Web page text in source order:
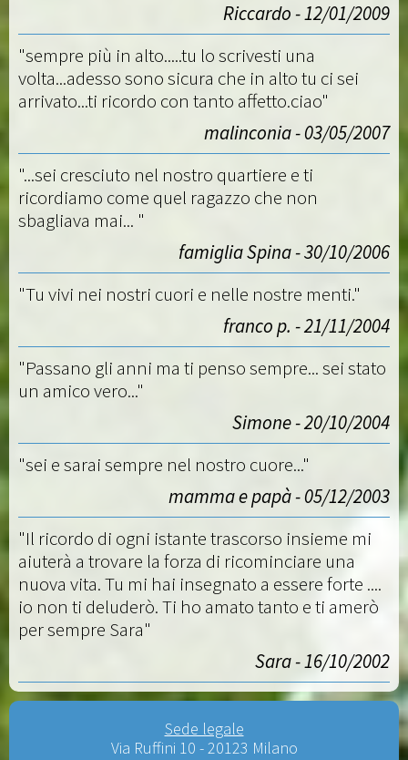
Riccardo - 12/01/2009
"sempre più in alto.....tu lo scrivesti una
volta...adesso sono sicura che in alto tu ci sei
arrivato...ti ricordo con tanto affetto.ciao"
malinconia - 03/05/2007
"...sei cresciuto nel nostro quartiere e ti
ricordiamo come quel ragazzo che non
sbagliava mai... "
famiglia Spina - 30/10/2006
"Tu vivi nei nostri cuori e nelle nostre menti."
franco p. - 21/11/2004
"Passano gli anni ma ti penso sempre... sei stato
un amico vero..."
Simone - 20/10/2004
"sei e sarai sempre nel nostro cuore..."
mamma e papà - 05/12/2003
"Il ricordo di ogni istante trascorso insieme mi
aiuterà a trovare la forza di ricominciare una
nuova vita. Tu mi hai insegnato a essere forte ....
io non ti deluderò. Ti ho amato tanto e ti amerò
per sempre Sara"
Sara - 16/10/2002
Sede legale
Via Ruffini 10 - 20123 Milano